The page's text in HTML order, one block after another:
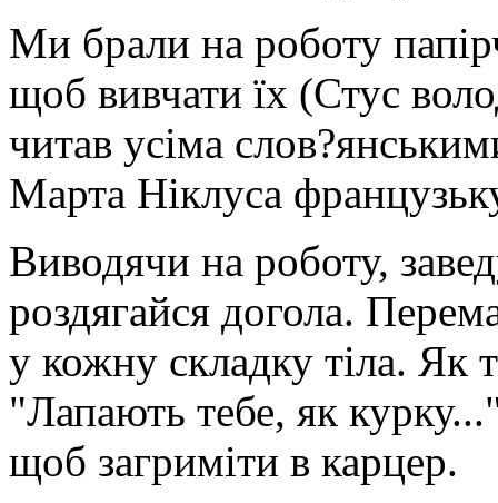
Ми брали на роботу
щоб вивчати їх (Стус
читав усіма
Марта Ніклуса
Виводячи на роботу,
роздягайся догола.
у кожну складку тіла. Як
"Лапають тебе, як
щоб загриміти в карцер.